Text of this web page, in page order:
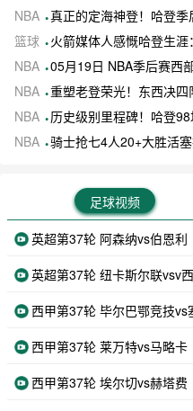
NBA 真正的定海神登！哈登季后赛总
篮球
火箭媒体人感慨哈登生涯：
NBA 05月19日 NBA季后赛西
NBA 重塑老登荣光！东西决
NBA
历史级别里程碑！哈登98场季
NBA 骑士抢七4人20+大胜活塞挺进东决
足球视频
英超第37轮 阿森纳vs伯恩利
英超第37轮 纽卡斯尔联vsv
西甲第37轮 毕尔巴鄂竞技vs
西甲第37轮 莱万特vs马略卡
西甲第37轮 埃尔切vs赫塔费